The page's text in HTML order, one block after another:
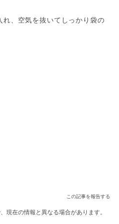
、空気を抜いてしっかり袋の
この記事を報告する
現在の情報と異なる場合があります。